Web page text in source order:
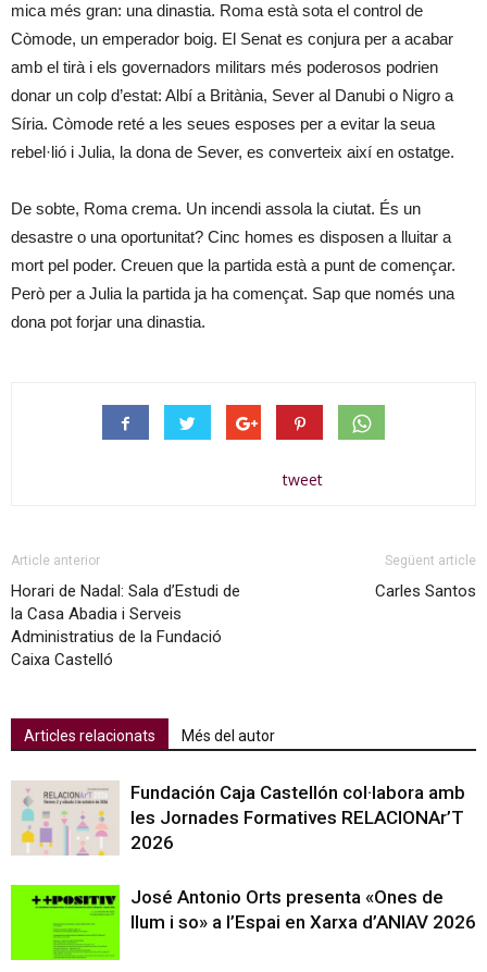
mica més gran: una dinastia. Roma està sota el control de
Còmode, un emperador boig. El Senat es conjura per a acabar
amb el tirà i els governadors militars més poderosos podrien
donar un colp d’estat: Albí a Britània, Sever al Danubi o Nigro a
Síria. Còmode reté a les seues esposes per a evitar la seua
rebel·lió i Julia, la dona de Sever, es converteix així en ostatge.
De sobte, Roma crema. Un incendi assola la ciutat. És un
desastre o una oportunitat? Cinc homes es disposen a lluitar a
mort pel poder. Creuen que la partida està a punt de començar.
Però per a Julia la partida ja ha començat. Sap que només una
dona pot forjar una dinastia.
tweet
Article anterior
Horari de Nadal: Sala d’Estudi de
la Casa Abadia i Serveis
Administratius de la Fundació
Caixa Castelló
Següent article
Carles Santos
Articles relacionats Més del autor
Fundación Caja Castellón col·labora amb
les Jornades Formatives RELACIONAr’T
2026
José Antonio Orts presenta «Ones de
llum i so» a l’Espai en Xarxa d’ANIAV 2026